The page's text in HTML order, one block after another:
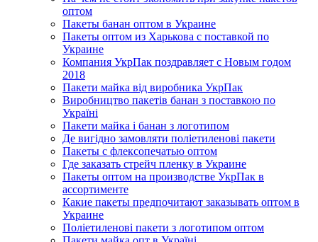
оптом
Пакеты банан оптом в Украине
Пакеты оптом из Харькова с поставкой по
Украине
Компания УкрПак поздравляет с Новым годом
2018
Пакети майка від виробника УкрПак
Виробництво пакетів банан з поставкою по
Україні
Пакети майка і банан з логотипом
Де вигідно замовляти поліетиленові пакети
Пакеты с флексопечатью оптом
Где заказать стрейч пленку в Украине
Пакеты оптом на производстве УкрПак в
ассортименте
Какие пакеты предпочитают заказывать оптом в
Украине
Поліетиленові пакети з логотипом оптом